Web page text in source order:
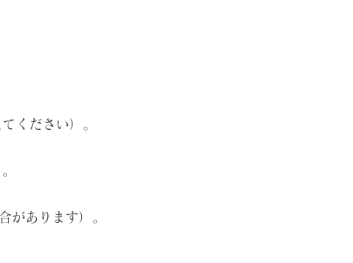
ください）。
があります）。